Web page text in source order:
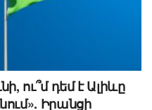
ու՞մ դեմ է Ալիևը
Իրանցի